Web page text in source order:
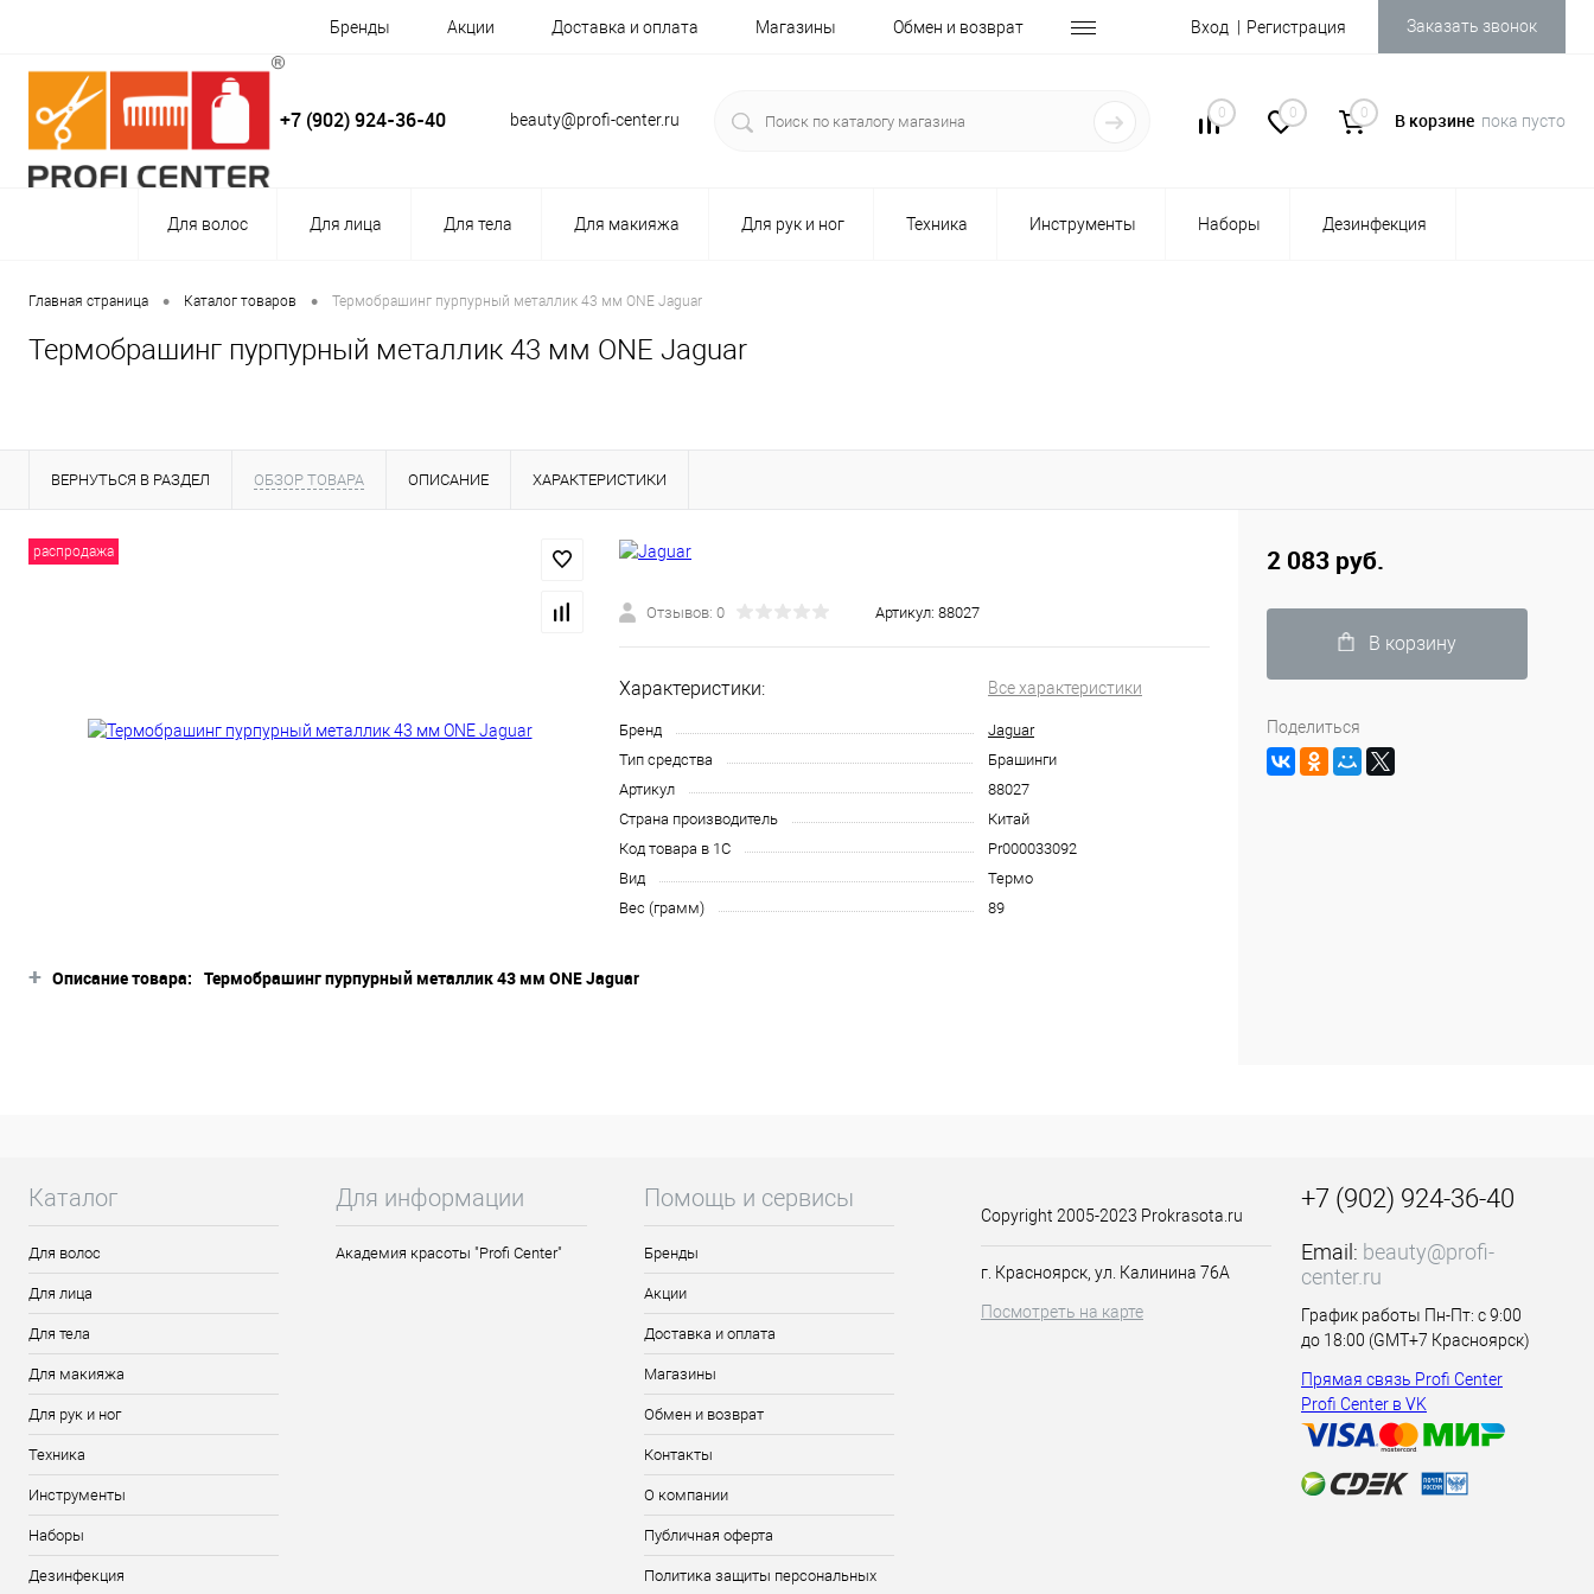
Бренды Акции Доставка и оплата Магазины Обмен и возврат Вход Регистрация Заказать звонок
+7 (902) 924-36-40 beauty@profi-center.ru 0 0 0 В корзине пока пусто
Для волос Для лица Для тела Для макияжа Для рук и ног Техника Инструменты Наборы Дезинфекция
Главная страница • Каталог товаров • Термобрашинг пурпурный металлик 43 мм ONE Jaguar
Термобрашинг пурпурный металлик 43 мм ONE Jaguar
ВЕРНУТЬСЯ В РАЗДЕЛ ОБЗОР ТОВАРА ОПИСАНИЕ ХАРАКТЕРИСТИКИ
распродажа
Отзывов: 0 Артикул: 88027
Характеристики: Все характеристики
Бренд
Jaguar
Тип средства
Брашинги
Артикул
88027
Страна производитель
Китай
Код товара в 1С
Pr000033092
Вид
Термо
Вес (грамм)
89
+ Описание товара: Термобрашинг пурпурный металлик 43 мм ONE Jaguar
2 083 руб.
В корзину
Поделиться
Каталог
Для волос
Для лица
Для тела
Для макияжа
Для рук и ног
Техника
Инструменты
Наборы
Дезинфекция
Для информации
Академия красоты "Profi Center"
Помощь и сервисы
Бренды
Акции
Доставка и оплата
Магазины
Обмен и возврат
Контакты
О компании
Публичная оферта
Политика защиты персональных
Copyright 2005-2023 Prokrasota.ru
г. Красноярск, ул. Калинина 76А
Посмотреть на карте
+7 (902) 924-36-40
Email: beauty@profi-
center.ru
График работы Пн-Пт: с 9:00
до 18:00 (GMT+7 Красноярск)
Прямая связь Profi Center
Profi Center в VK